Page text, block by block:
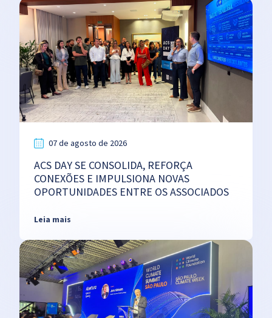
07 de agosto de 2026
ACS DAY SE CONSOLIDA, REFORÇA
CONEXÕES E IMPULSIONA NOVAS
OPORTUNIDADES ENTRE OS ASSOCIADOS
Leia mais